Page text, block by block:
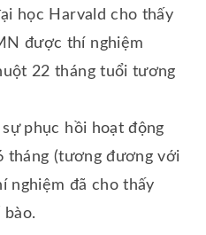
học Harvald cho thấy
được thí nghiệm
22 tháng tuổi tương
phục hồi hoạt động
tháng (tương đương với
nghiệm đã cho thấy